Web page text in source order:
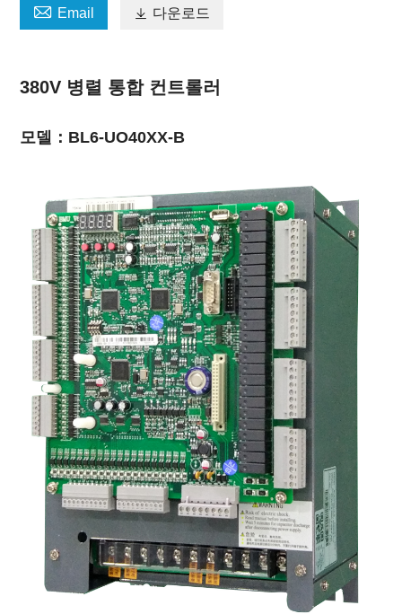
 Email  다운로드
380V 병렬 통합 컨트롤러
모델：BL6-UO40XX-B